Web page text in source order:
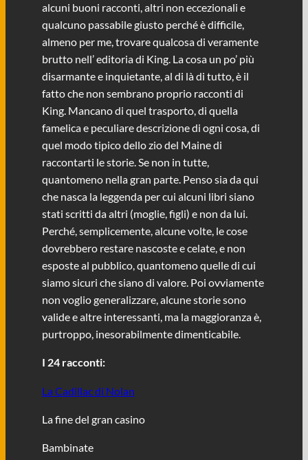
alcuni buoni racconti, altri non eccezionali e
qualcuno passabile giusto perché è difficile,
almeno per me, trovare qualcosa di veramente
brutto nell’ editoria di King. La cosa un po’ più
disarmante e inquietante, al di là di tutto, è il
fatto che non sembrano proprio racconti di
King. Mancano di quel trasporto, di quella
famelica e peculiare descrizione di ogni cosa, di
quel modo tipico dello zio del Maine di
raccontarti le storie. Se non in tutte,
quantomeno nella gran parte. Penso sia da qui
che nasca la leggenda per cui alcuni libri siano
stati scritti da altri (moglie, figli) e non da lui.
Perché, semplicemente, alcune volte, le cose
dovrebbero restare nascoste e celate, e non
esposte al pubblico, quantomeno quelle di cui
siamo sicuri che siano di valore. Poi ovviamente
non voglio generalizzare, alcune storie sono
valide e altre interessanti, ma la maggioranza è,
purtroppo, inesorabilmente dimenticabile.
I 24 racconti:
La Cadillac di Nolan
La fine del gran casino
Bambinate